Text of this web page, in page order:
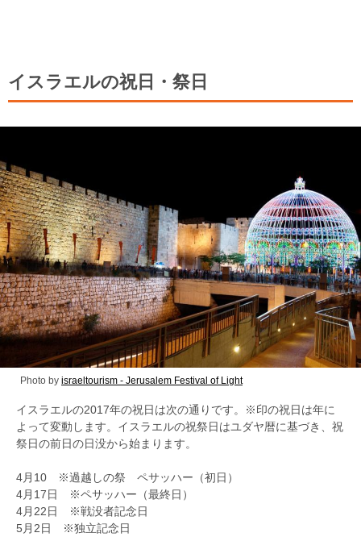
イスラエルの祝日・祭日
Photo by israeltourism - Jerusalem Festival of Light
イスラエルの2017年の祝日は次の通りです。※印の祝日は年に
よって変動します。イスラエルの祝祭日はユダヤ暦に基づき、祝
祭日の前日の日没から始まります。
4月10 ※過越しの祭 ペサッハー（初日）
4月17日 ※ペサッハー（最終日）
4月22日 ※戦没者記念日
5月2日 ※独立記念日